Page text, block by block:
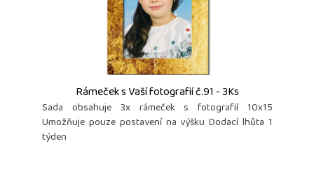
Rámeček s Vaší fotografií č.91 - 3Ks
Sada obsahuje 3x rámeček s fotografií 10x15
Umožňuje pouze postavení na výšku Dodací lhůta 1
týden